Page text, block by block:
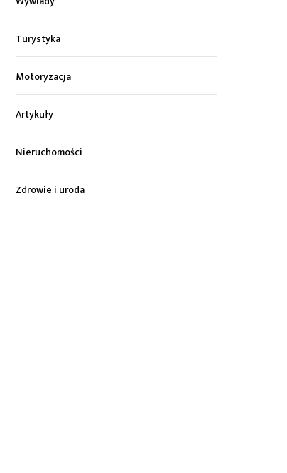
Turystyka
Motoryzacja
Artykuły
Nieruchomości
Zdrowie i uroda